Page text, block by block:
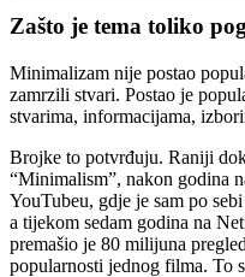
Zašto je tema toliko
Minimalizam nije postao
zamrzili stvari. Postao je
stvarima, informacijama,
Brojke to potvrđuju. Raniji
“Minimalism”, nakon godina
YouTubeu, gdje je sam po
a tijekom sedam godina na
premašio je 80 milijuna
popularnosti jednog filma. To